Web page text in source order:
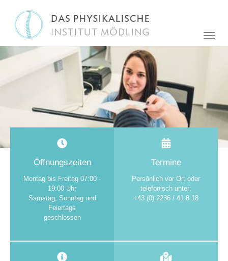
Öffnungszeiten
Montag bis Freitag 07:00 -
19:00 Uhr
Samstag, Sonntag und
Feiertags
geschlossen
Termine
Persönlich vor Ort oder
telefonisch unter:
+43 (0) 2236 / 41 8 18